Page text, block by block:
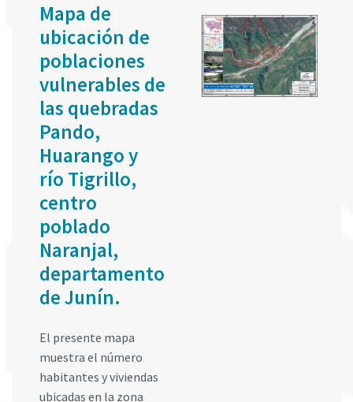
Mapa de
ubicación de
poblaciones
vulnerables de
las quebradas
Pando,
Huarango y
río Tigrillo,
centro
poblado
Naranjal,
departamento
de Junín.
El presente mapa
muestra el número
habitantes y viviendas
ubicadas en la zona